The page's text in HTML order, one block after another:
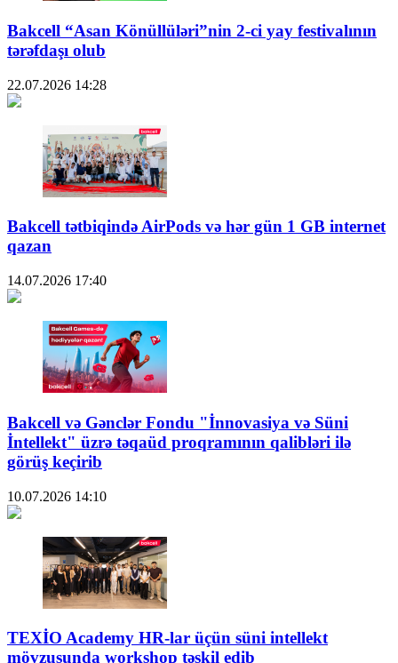
Bakcell “Asan Könüllüləri”nin 2-ci yay festivalının
tərəfdaşı olub
22.07.2026 14:28
Bakcell tətbiqində AirPods və hər gün 1 GB internet
qazan
14.07.2026 17:40
Bakcell və Gənclər Fondu "İnnovasiya və Süni
İntellekt" üzrə təqaüd proqramının qalibləri ilə
görüş keçirib
10.07.2026 14:10
TEXİO Academy HR-lar üçün süni intellekt
mövzusunda workshop təşkil edib